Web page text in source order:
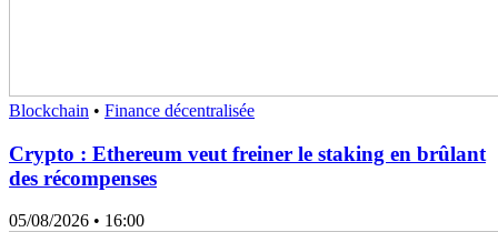
Blockchain • Finance décentralisée
Crypto : Ethereum veut freiner le staking en brûlant
des récompenses
05/08/2026 • 16:00